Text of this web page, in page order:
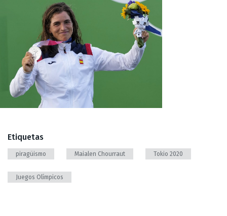
Etiquetas
piragüismo Maialen Chourraut Tokio 2020
Juegos Olímpicos